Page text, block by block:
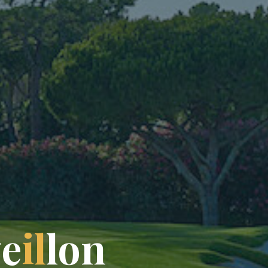
eillon